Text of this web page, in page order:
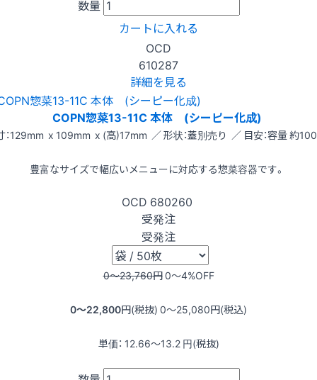
数量
カートに入れる
OCD
610287
詳細を見る
COPN惣菜13-11C 本体 (シーピー化成)
：129mm x 109mm x (高)17mm ／ 形状：蓋別売り ／ 目安：容量 約
豊富なサイズで幅広いメニューに対応する惣菜容器です。
OCD 680260
受発注
受発注
0〜23,760円0〜4%OFF
0〜22,800円(税抜) 0〜25,080円(税込)
単価： 12.66〜13.2 円(税抜)